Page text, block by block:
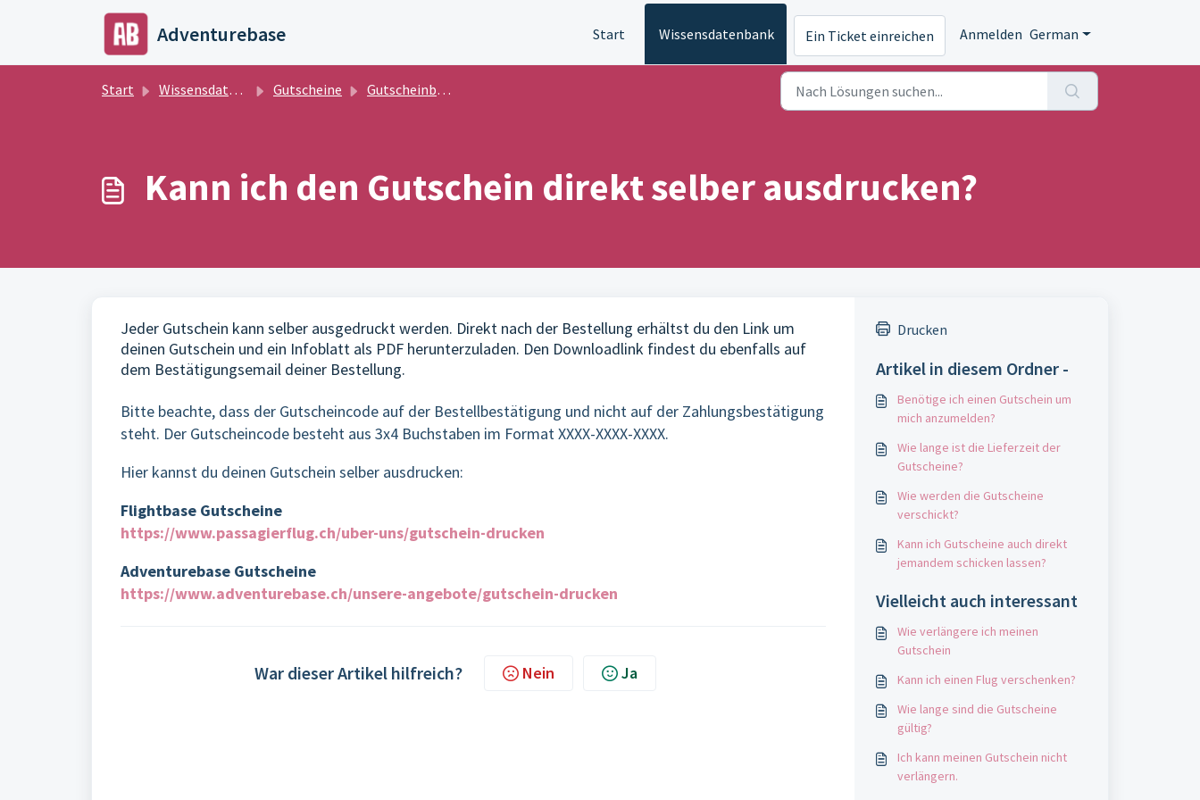
Zum hauptsächlichen Inhalt gehen
Adventurebase Start Wissensdatenbank Ein Ticket einreichen Anmelden German
Start Wissensdatenbank Gutscheine Gutscheinbestellungen
Kann ich den Gutschein direkt selber ausdrucken?
Jeder Gutschein kann selber ausgedruckt werden. Direkt nach der Bestellung erhältst du den Link um
deinen Gutschein und ein Infoblatt als PDF herunterzuladen. Den Downloadlink findest du ebenfalls auf
dem Bestätigungsemail deiner Bestellung.
Bitte beachte, dass der Gutscheincode auf der Bestellbestätigung und nicht auf der Zahlungsbestätigung
steht. Der Gutscheincode besteht aus 3x4 Buchstaben im Format XXXX-XXXX-XXXX.
Hier kannst du deinen Gutschein selber ausdrucken:
Flightbase Gutscheine
https://www.passagierflug.ch/uber-uns/gutschein-drucken
Adventurebase Gutscheine
https://www.adventurebase.ch/unsere-angebote/gutschein-drucken
War dieser Artikel hilfreich? Nein Ja
Drucken
Artikel in diesem Ordner -
Benötige ich einen Gutschein um
mich anzumelden?
Wie lange ist die Lieferzeit der
Gutscheine?
Wie werden die Gutscheine
verschickt?
Kann ich Gutscheine auch direkt
jemandem schicken lassen?
Vielleicht auch interessant
Wie verlängere ich meinen
Gutschein
Kann ich einen Flug verschenken?
Wie lange sind die Gutscheine
gültig?
Ich kann meinen Gutschein nicht
verlängern.